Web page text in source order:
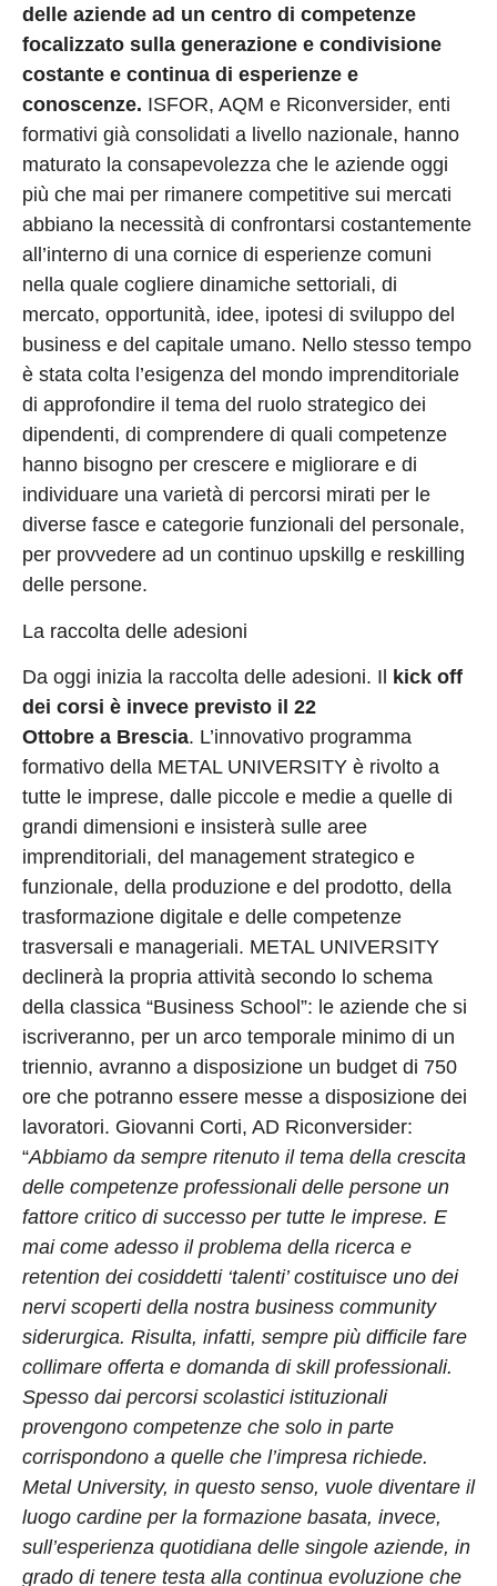
delle aziende ad un centro di competenze
focalizzato sulla generazione e condivisione
costante e continua di esperienze e
conoscenze. ISFOR, AQM e Riconversider, enti
formativi già consolidati a livello nazionale, hanno
maturato la consapevolezza che le aziende oggi
più che mai per rimanere competitive sui mercati
abbiano la necessità di confrontarsi costantemente
all’interno di una cornice di esperienze comuni
nella quale cogliere dinamiche settoriali, di
mercato, opportunità, idee, ipotesi di sviluppo del
business e del capitale umano. Nello stesso tempo
è stata colta l’esigenza del mondo imprenditoriale
di approfondire il tema del ruolo strategico dei
dipendenti, di comprendere di quali competenze
hanno bisogno per crescere e migliorare e di
individuare una varietà di percorsi mirati per le
diverse fasce e categorie funzionali del personale,
per provvedere ad un continuo upskillg e reskilling
delle persone.
La raccolta delle adesioni
Da oggi inizia la raccolta delle adesioni. Il
kick off
dei corsi è invece previsto il 22
Ottobre a Brescia. L’innovativo programma
formativo della METAL UNIVERSITY è rivolto a
tutte le imprese, dalle piccole e medie a quelle di
grandi dimensioni e insisterà sulle aree
imprenditoriali, del management strategico e
funzionale, della produzione e del prodotto, della
trasformazione digitale e delle competenze
trasversali e manageriali. METAL UNIVERSITY
declinerà la propria attività secondo lo schema
della classica “Business School”: le aziende che si
iscriveranno, per un arco temporale minimo di un
triennio, avranno a disposizione un budget di 750
ore che potranno essere messe a disposizione dei
lavoratori. Giovanni Corti, AD Riconversider:
“Abbiamo da sempre ritenuto il tema della crescita
delle competenze professionali delle persone un
fattore critico di successo per tutte le imprese. E
mai come adesso il problema della ricerca e
retention dei cosiddetti ‘talenti’ costituisce uno dei
nervi scoperti della nostra business community
siderurgica. Risulta, infatti, sempre più difficile fare
collimare offerta e domanda di skill professionali.
Spesso dai percorsi scolastici istituzionali
provengono competenze che solo in parte
corrispondono a quelle che l’impresa richiede.
Metal University, in questo senso, vuole diventare il
luogo cardine per la formazione basata, invece,
sull’esperienza quotidiana delle singole aziende, in
grado di tenere testa alla continua evoluzione che